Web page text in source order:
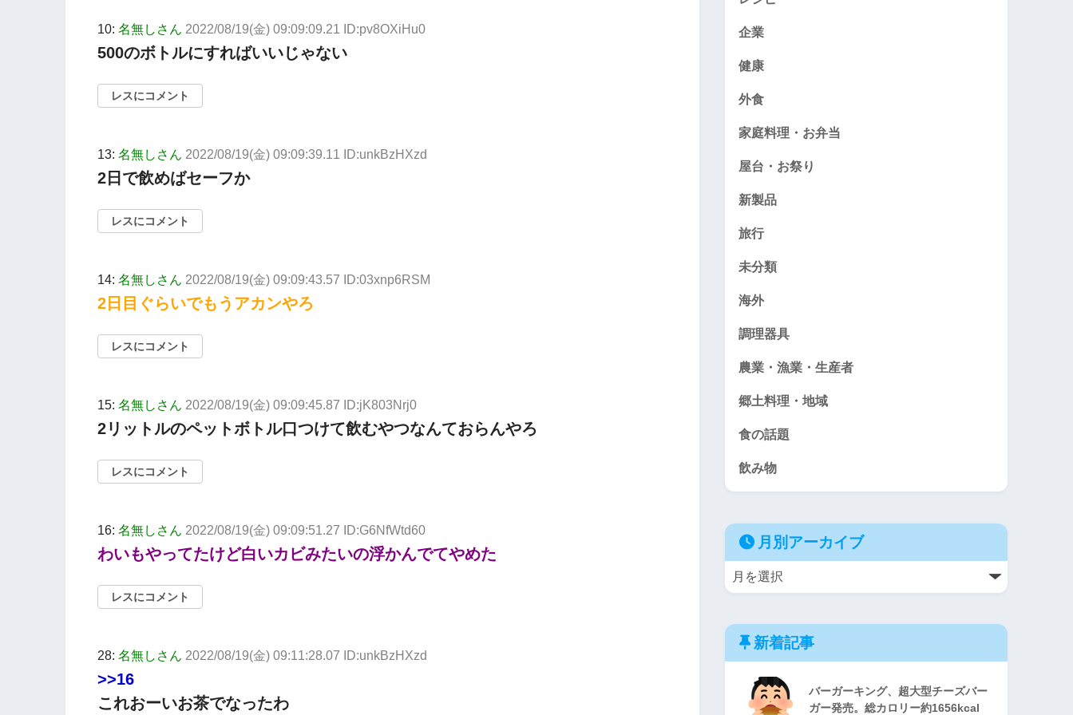
10: 名無しさん 2022/08/19(金) 09:09:09.21 ID:pv8OXiHu0
500のボトルにすればいいじゃない
レスにコメント
13: 名無しさん 2022/08/19(金) 09:09:39.11 ID:unkBzHXzd
2日で飲めばセーフか
レスにコメント
14: 名無しさん 2022/08/19(金) 09:09:43.57 ID:03xnp6RSM
2日目ぐらいでもうアカンやろ
レスにコメント
15: 名無しさん 2022/08/19(金) 09:09:45.87 ID:jK803Nrj0
2リットルのペットボトル口つけて飲むやつなんておらんやろ
レスにコメント
16: 名無しさん 2022/08/19(金) 09:09:51.27 ID:G6NfWtd60
わいもやってたけど白いカビみたいの浮かんでてやめた
レスにコメント
28: 名無しさん 2022/08/19(金) 09:11:28.07 ID:unkBzHXzd
>>16
これおーいお茶でなったわ
企業
健康
外食
家庭料理・お弁当
屋台・お祭り
新製品
旅行
未分類
海外
調理器具
農業・漁業・生産者
郷土料理・地域
食の話題
飲み物
月別アーカイブ
新着記事
バーガーキング、超大型チーズバー
ガー発売。総カロリー約1656kcal